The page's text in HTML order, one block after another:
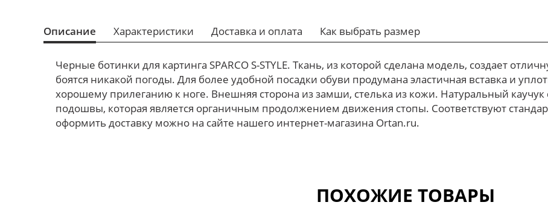
Описание Характеристики Доставка и оплата Как выбрать размер
Черные ботинки для картинга SPARCO S-STYLE. Ткань, из которой сделана модель, создает
боятся никакой погоды. Для более удобной посадки обуви продумана эластичная вставка и
хорошему прилеганию к ноге. Внешняя сторона из замши, стелька из кожи. Натуральный
подошвы, которая является органичным продолжением движения стопы. Соответствуют
оформить доставку можно на сайте нашего интернет-магазина Ortan.ru.
ПОХОЖИЕ ТОВАРЫ